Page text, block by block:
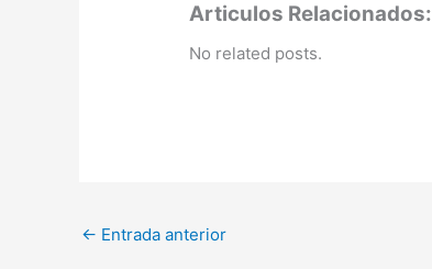
Articulos Relacionados:
No related posts.
← Entrada anterior